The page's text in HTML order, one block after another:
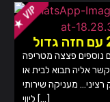
נוספים פצצה מטריפה
אליה תבוא לבית או
רציני… מעניקה שירותי
ליווי […]